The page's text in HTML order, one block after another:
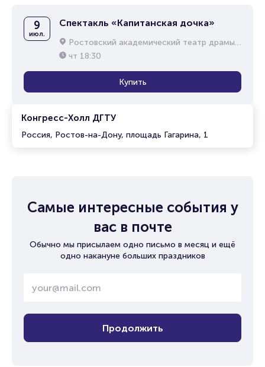
Конгресс-Холл ДГТУ
Россия, Ростов-на-Дону, площадь Гагарина, 1
9
июл.
Спектакль «Капитанская дочка»
Ростовский академический театр драмы им. М.Горького
чт 18:30
Купить
Самые интересные события у
вас в почте
Обычно мы присылаем одно письмо в месяц и ещё
одно накануне больших праздников
Продолжить